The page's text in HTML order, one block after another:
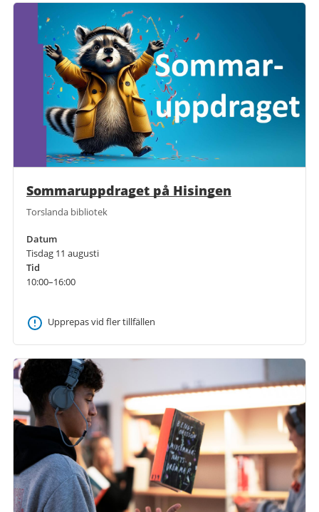
Sommaruppdraget på Hisingen
Torslanda bibliotek
Datum
Tisdag 11 augusti
Tid
10:00–16:00
Upprepas vid fler tillfällen